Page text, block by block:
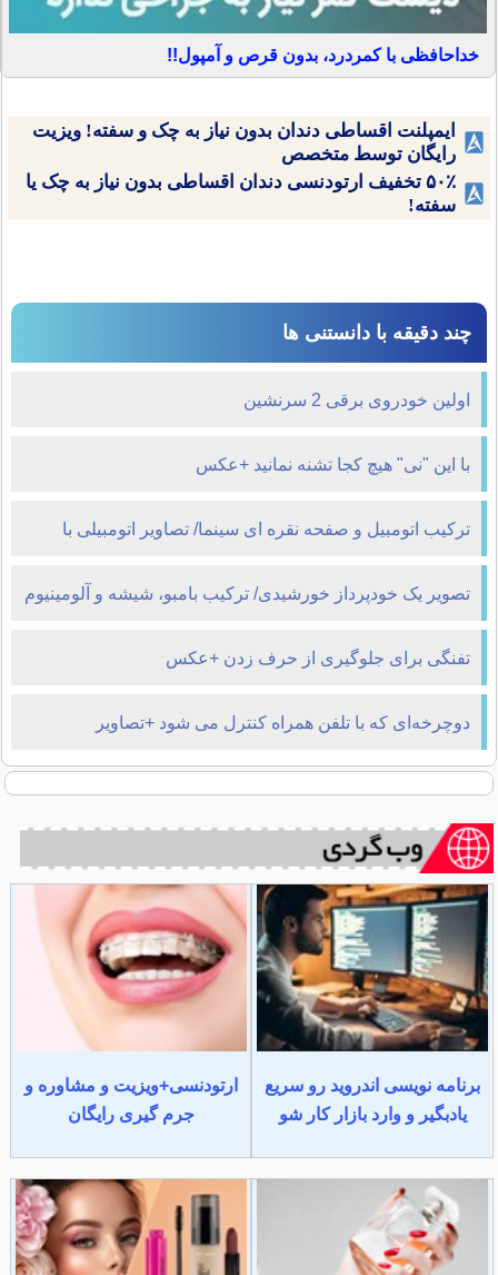
خداحافظی با کمردرد، بدون قرص و آمپول!!
ایمپلنت اقساطی دندان بدون نیاز به چک و سفته! ویزیت
رایگان توسط متخصص
۵۰٪ تخفیف ارتودنسی دندان اقساطی بدون نیاز به چک یا
سفته!
چند دقیقه با دانستنی ها
اولین خودروی برقی 2 سرنشین
با این "نی" هیچ کجا تشنه نمانید +عکس
ترکیب اتومبیل و صفحه نقره ای سینما/ تصاویر اتومبیلی با
تصویر یک خودپرداز خورشیدی/ ترکیب بامبو، شیشه و آلومینیوم
بازیافت شده
تفنگی برای جلوگیری از حرف زدن +عکس
دوچرخه‌ای که با تلفن همراه کنترل می شود +تصاویر
برنامه نویسی اندروید رو سریع
یادبگیر و وارد بازار کار شو
ارتودنسی+ویزیت و مشاوره و
جرم گیری رایگان